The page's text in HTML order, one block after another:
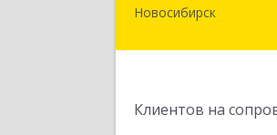
Новосибирск
Клиентов на
630015,